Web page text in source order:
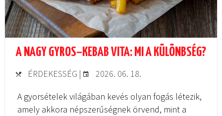
A NAGY GYROS–KEBAB VITA: MI A KÜLÖNBSÉG?
ÉRDEKESSÉG |
2026. 06. 18.
A gyorsételek világában kevés olyan fogás létezik,
amely akkora népszerűségnek örvend, mint a